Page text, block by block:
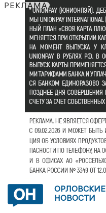
РЕКЛАМА
ОРЛОВСКИЕ
НОВОСТИ